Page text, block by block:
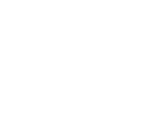
J’ai hâte de voir ce
permet de voir une autre